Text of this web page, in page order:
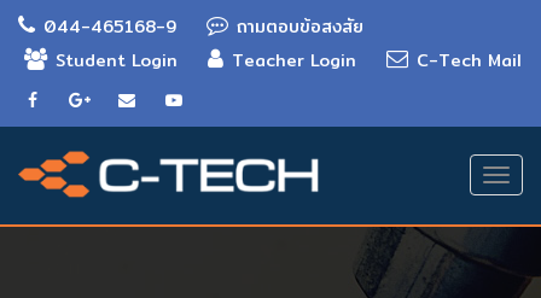
044-465168-9
ถามตอบข้อสงสัย
Student Login
Teacher Login C-Tech Mail